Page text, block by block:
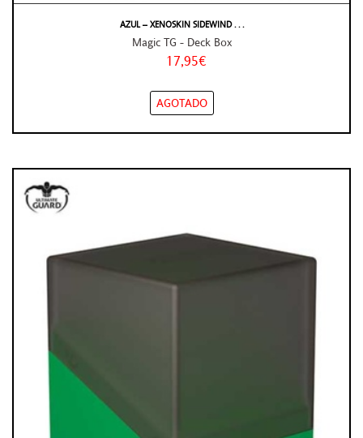
AZUL – XENOSKIN SIDEWIND . . .
Magic TG - Deck Box
17,95€
AGOTADO